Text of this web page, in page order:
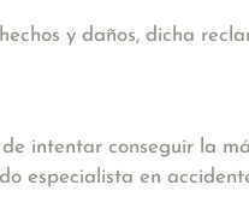
y daños, dicha
intentar conseguir la
especialista en